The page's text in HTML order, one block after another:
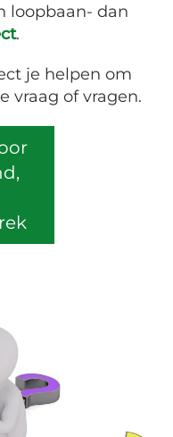
loopbaan- dan
.
je helpen om
vraag of vragen.